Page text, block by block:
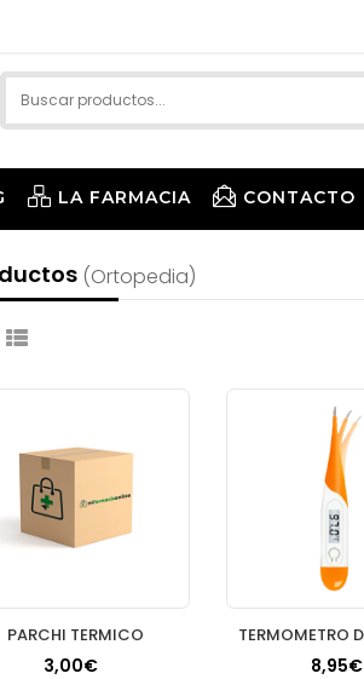
LA FARMACIA CONTACTO
(ortopedia)
PARCHI TERMICO
3,00€ 8,95€